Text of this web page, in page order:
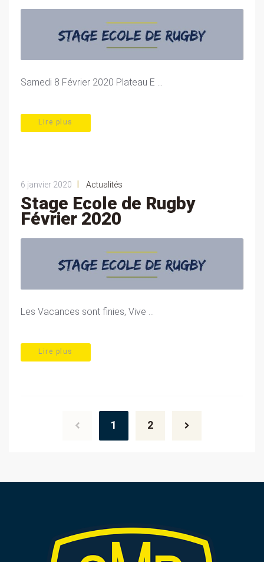
Samedi 8 Février 2020 Plateau E ...
Lire plus
6 janvier 2020 Actualités
Stage Ecole de Rugby
Février 2020
Les Vacances sont finies, Vive ...
Lire plus
1 2